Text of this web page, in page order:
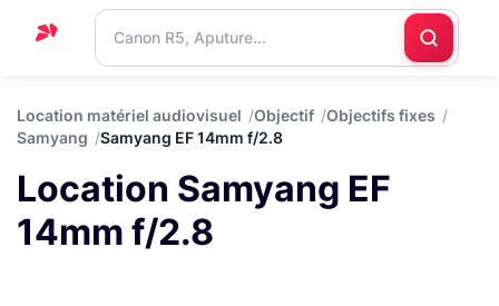
Support
Blog
Nous
contacter
Location matériel audiovisuel Objectif
Objectifs fixes
Samyang
Samyang EF 14mm f/2.8
Location Samyang EF
14mm f/2.8